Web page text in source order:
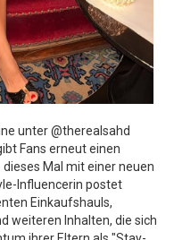
unter @therealsahd
Fans erneut einen
dieses Mal mit einer neuen
Influencerin postet
Einkaufshauls,
weiteren Inhalten, die sich